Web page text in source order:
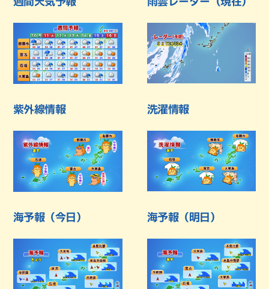
紫外線情報 洗濯情報
海予報（今日） 海予報（明日）